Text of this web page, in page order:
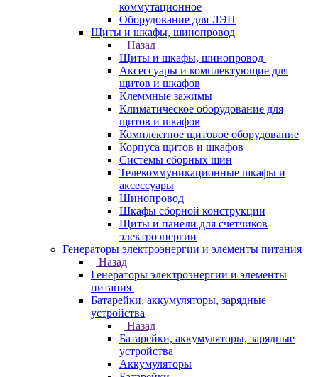
коммутационное
Оборудование для ЛЭП
Щиты и шкафы, шинопровод
Назад
Щиты и шкафы, шинопровод
Аксессуары и комплектующие для
щитов и шкафов
Клеммные зажимы
Климатическое оборудование для
щитов и шкафов
Комплектное щитовое оборудование
Корпуса щитов и шкафов
Системы сборных шин
Телекоммуникационные шкафы и
аксессуары
Шинопровод
Шкафы сборной конструкции
Щиты и панели для счетчиков
электроэнергии
Генераторы электроэнергии и элементы питания
Назад
Генераторы электроэнергии и элементы
питания
Батарейки, аккумуляторы, зарядные
устройства
Назад
Батарейки, аккумуляторы, зарядные
устройства
Аккумуляторы